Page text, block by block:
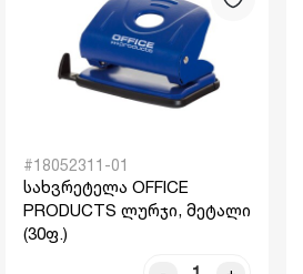
#18052311-01
სახვრეტელა OFFICE
PRODUCTS ლურჯი, მეტალი
(30ფ.)